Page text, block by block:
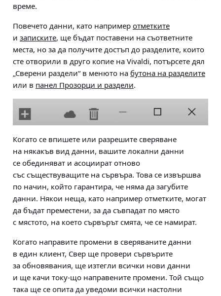
време.
Повечето данни, като например отметките
и записките, ще бъдат поставени на съответните
места, но за да получите достъп до разделите, които
сте отворили в друго копие на Vivaldi, потърсете дял
„Сверени раздели“ в менюто на бутона на разделите
или в панел Прозорци и раздели.
Когато се впишете или разрешите сверяване
на някакъв вид данни, вашите локални данни
се обединяват и асоциират отново
със съществуващите на сървъра. Това се извършва
по начин, който гарантира, че няма да загубите
данни. Някои неща, като например отметките, могат
да бъдат преместени, за да съвпадат по място
с мястото, на което сървърът смята, че се намират.
Когато направите промени в сверяваните данни
в един клиент, Свер ще провери сървърите
за обновявания, ще изтегли всички нови данни
и ще качи току-що направените промени. Той също
така ще се опита да уведоми всички настолни